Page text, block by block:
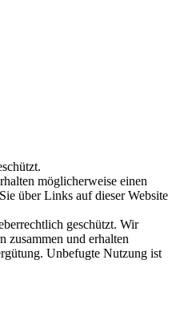
möglicherweise einen
über Links auf dieser Website
geschützt. Wir
zusammen und erhalten
Unbefugte Nutzung ist